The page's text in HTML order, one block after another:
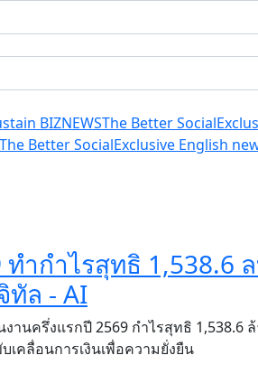
BIZNEWSThe Better Social
The Better SocialExclusive English
ำกำไรสุทธิ 1,538.6
ทัล - AI
านครึ่งแรกปี 2569 กำไรสุทธิ 1,538.6
เคลื่อนการเงินเพื่อความยั่งยืน